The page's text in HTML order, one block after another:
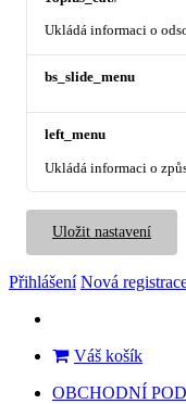
Ukládá informaci o
bs_slide_menu
left_menu
Ukládá informaci o
Uložit nastavení
Přihlášení Nová
Váš košík
OBCHODNÍ